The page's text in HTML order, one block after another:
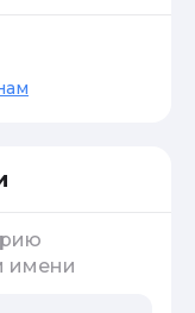
имени